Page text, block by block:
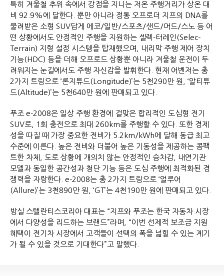
특히 겨울철 추위 속에서 강점을 지니는 저온 주행거리가 상온 대
비 92.9%에 달한다. 뿐만 아니라 정통 오프로더 지프의 DNA를
물려받은 소형 SUV답게 에코/일반/스포츠/샌드/머드/스노 등 어
떤 상황에서도 안정적인 주행을 지원하는 셀렉-터레인(Selec-
Terrain) 지형 설정 시스템을 탑재했으며, 내리막 주행 제어 장치
기능(HDC) 등을 더해 오프로드 상황뿐 아니라 겨울철 운전이 두
려워지는 눈길에서도 주행 자신감을 발휘한다. 현재 어벤저는 총
2가지 트림으로 ‘론지튜드(Longitude)’는 5천290만 원, ‘알티튜
드(Altitude)’는 5천640만 원에 판매되고 있다.
푸조 e-2008은 일상 주행 환경에 걸맞은 합리적인 도심형 전기
SUV로, 1회 충전으로 최대 260km를 주행할 수 있다. 또한 경제
성을 따질 때 가장 중요한 전비가 5.2km/kWh에 달해 동급 최고
수준에 이른다. 높은 전비와 더불어 높은 기동성을 제공하는 콤팩
트한 차체, 도로 상황에 개의치 않는 안정적인 승차감, 내연기관
모델과 동일한 공간성과 첨단 기능 등은 도심 주행에 최적화된 경
쟁력을 자랑한다. e-2008는 총 2가지 트림으로 ‘얼루어
(Allure)’는 3천890만 원, ‘GT’는 4천190만 원에 판매되고 있다.
방실 스텔란티스코리아 대표는 “지프와 푸조는 한국 자동차 시장
에서 다양성을 리드하는 브랜드”라며, “이번 선제적 보조금 지원
혜택이 전기차 시장에서 고객들이 선택의 폭을 넓힐 수 있는 계기
가 될 수 있을 것으로 기대한다”고 말했다.